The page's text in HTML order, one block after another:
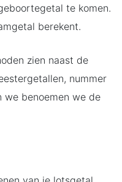
te komen.
berekent.
zien naast de
nummer
we benoemen we de